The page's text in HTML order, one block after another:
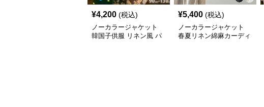
¥4,200 (税込)
ノーカラージャケット
韓国子供服 リネン風 パ
¥5,400 (税込)
ノーカラージャケット
春夏リネン綿麻カーディ